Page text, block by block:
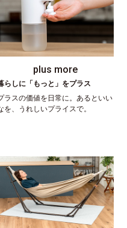
plus more
らしに「もっと」をプラス
ラスの価値を日常に。あるといい
を、うれしいプライスで。